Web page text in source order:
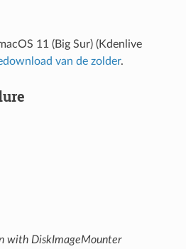
11 (Big Sur) (Kdenlive
van de zolder.
with DiskImageMounter